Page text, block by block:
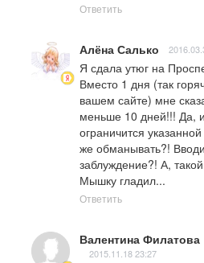
Ответить
Алёна Салько
Я сдала утюг на
Вместо 1 дня (так
вашем сайте) мне
меньше 10 дней!!! Да,
ограничится
же обманывать?!
заблуждение?! А,
Мышку гладил...
Ответить
Валентина Филатова
2015.11.18 23:27